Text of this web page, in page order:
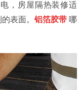
，房屋隔热装修适
表面。 铝箔胶带 哪